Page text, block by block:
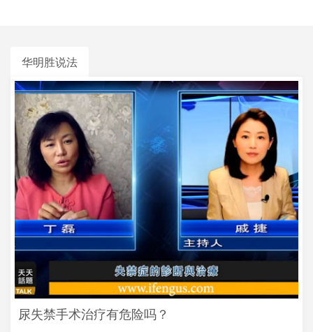
华明胜说法
尿失禁手术治疗有危险吗？